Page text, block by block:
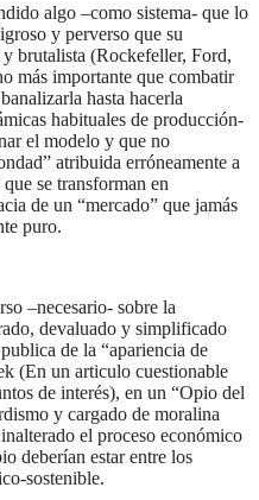
algo –como sistema- que lo
y perverso que su
y brutalista (Rockefeller, Ford,
más importante que combatir
hasta hacerla
habituales de producción-
el modelo y que no
atribuida erróneamente a
se transforman en
de un “mercado” que jamás
puro.
–necesario- sobre la
devaluado y simplificado
de la “apariencia de
(En un articulo cuestionable
de interés), en un “Opio del
y cargado de moralina
el proceso económico
deberían estar entre los
sostenible.